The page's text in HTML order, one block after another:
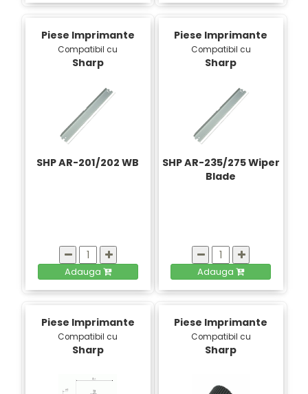
Piese Imprimante
Compatibil cu
Sharp
SHP AR-201/202 WB
Adauga
Piese Imprimante
Compatibil cu
Sharp
SHP AR-235/275 Wiper
Blade
Adauga
Piese Imprimante
Compatibil cu
Sharp
Piese Imprimante
Compatibil cu
Sharp